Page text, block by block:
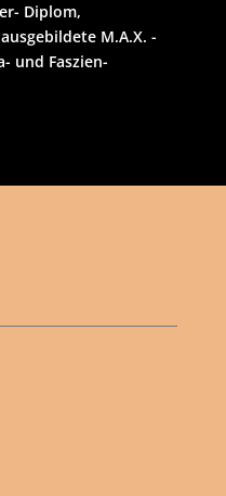
Diplom,
M.A.X. -
und Faszien-